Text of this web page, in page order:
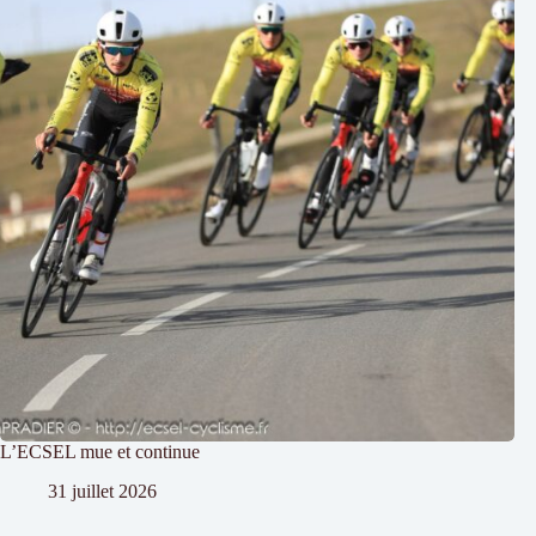
L’ECSEL mue et continue
31 juillet 2026